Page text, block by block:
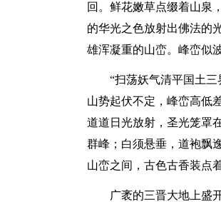
回。鲜花嫩草点缀着山泉
的华光之色放射出佛法的
雄浑凝重的山峦。峰峦似
“扫荡妖气清平国土三界
山势起伏不定，峰峦高低
道道日光放射，圣光笼罩
群峰；白须悬垂，道袍飘
山峦之间，古色古香装点
广袤的三晋大地上盛开